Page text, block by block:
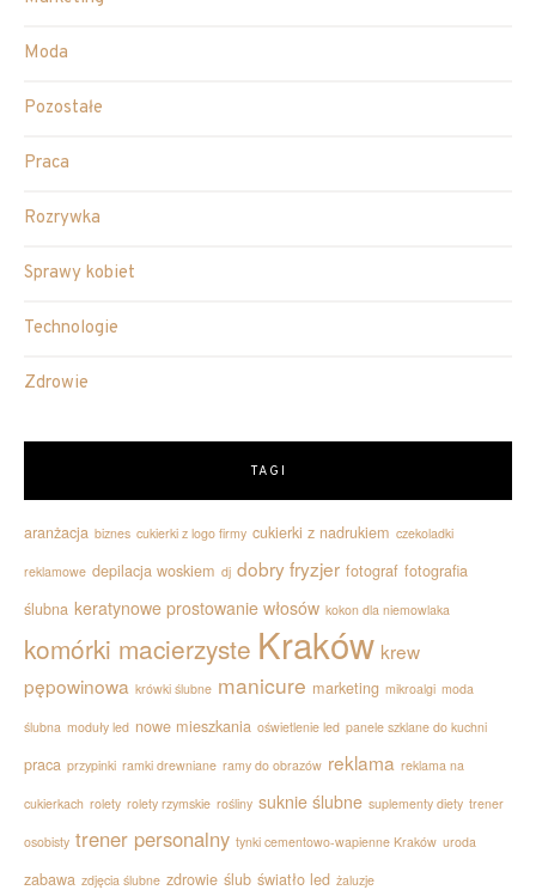
Moda
Pozostałe
Praca
Rozrywka
Sprawy kobiet
Technologie
Zdrowie
TAGI
aranżacja biznes cukierki z logo firmy cukierki z nadrukiem czekoladki
reklamowe depilacja woskiem dj dobry fryzjer fotograf fotografia
ślubna keratynowe prostowanie włosów kokon dla niemowlaka
komórki macierzyste Kraków krew
pępowinowa krówki ślubne manicure marketing mikroalgi moda
ślubna moduły led nowe mieszkania oświetlenie led panele szklane do kuchni
praca przypinki ramki drewniane ramy do obrazów reklama reklama na
cukierkach rolety rolety rzymskie rośliny suknie ślubne suplementy diety trener
osobisty trener personalny tynki cementowo-wapienne Kraków uroda
zabawa zdjęcia ślubne zdrowie ślub światło led żaluzje